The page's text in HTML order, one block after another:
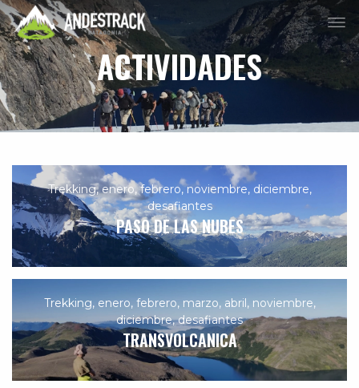
ACTIVIDADES
Trekking, enero,febrero,noviembre, diciembre,
desafiantes
PASO DE LAS NUBES
Trekking, enero, febrero, marzo, abril, noviembre,
diciembre,desafiantes
TRANSVOLCANICA